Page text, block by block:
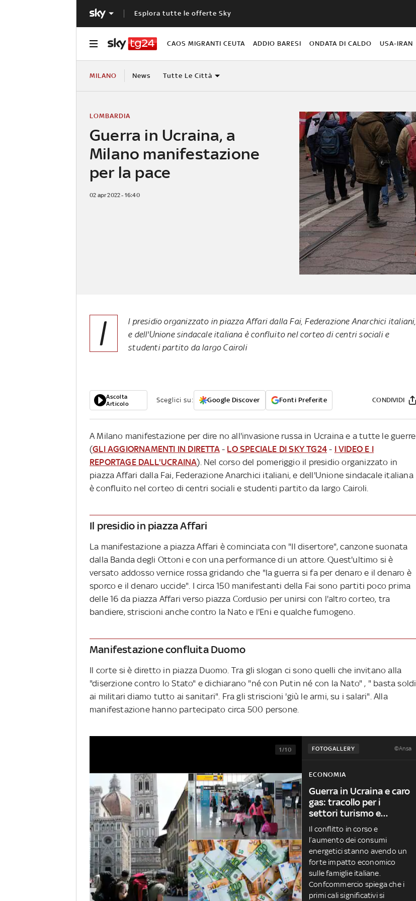
Esplora tutte le offerte Sky
CAOS MIGRANTI CEUTA ADDIO BARESI ONDATA DI CALDO USA-IRAN
MILANO News Tutte Le Città
Guerra in Ucraina, a
Milano manifestazione
per la pace
LOMBARDIA
02 apr 2022 - 16:40
I
l presidio organizzato in piazza Affari dalla Fai, Federazione Anarchici italiani,
e dell'Unione sindacale italiana è confluito nel corteo di centri sociali e
studenti partito da largo Cairoli
Ascolta
Articolo
Sceglici su: Google Discover Fonti Preferite CONDIVIDI
A Milano manifestazione per dire no all'invasione russa in Ucraina e a tutte le guerre
(GLI AGGIORNAMENTI IN DIRETTA- LO SPECIALE DI SKY TG24 - I VIDEO E I
REPORTAGE DALL'UCRAINA). Nel corso del pomeriggio il presidio organizzato in
piazza Affari dalla Fai, Federazione Anarchici italiani, e dell'Unione sindacale italiana
è confluito nel corteo di centri sociali e studenti partito da largo Cairoli.
Il presidio in piazza Affari
La manifestazione a piazza Affari è cominciata con "Il disertore", canzone suonata
dalla Banda degli Ottoni e con una performance di un attore. Quest'ultimo si è
versato addosso vernice rossa gridando che "la guerra si fa per denaro e il denaro è
sporco e il denaro uccide". I circa 150 manifestanti della Fai sono partiti poco prima
delle 16 da piazza Affari verso piazza Cordusio per unirsi con l'altro corteo, tra
bandiere, striscioni anche contro la Nato e l'Eni e qualche fumogeno.
Manifestazione confluita Duomo
Il corte si è diretto in piazza Duomo. Tra gli slogan ci sono quelli che invitano alla
"diserzione contro lo Stato" e dichiarano "né con Putin né con la Nato" , " basta soldi
ai militari diamo tutto ai sanitari". Fra gli striscioni 'giù le armi, su i salari". Alla
manifestazione hanno partecipato circa 500 persone.
FOTOGALLERY ©Ansa
1/10
ECONOMIA
Guerra in Ucraina e caro
gas: tracollo per i
settori turismo e
cultura
Il conflitto in corso e
l’aumento dei consumi
energetici stanno avendo un
forte impatto economico
sulle famiglie italiane.
Confcommercio spiega che i
primi cali significativi si